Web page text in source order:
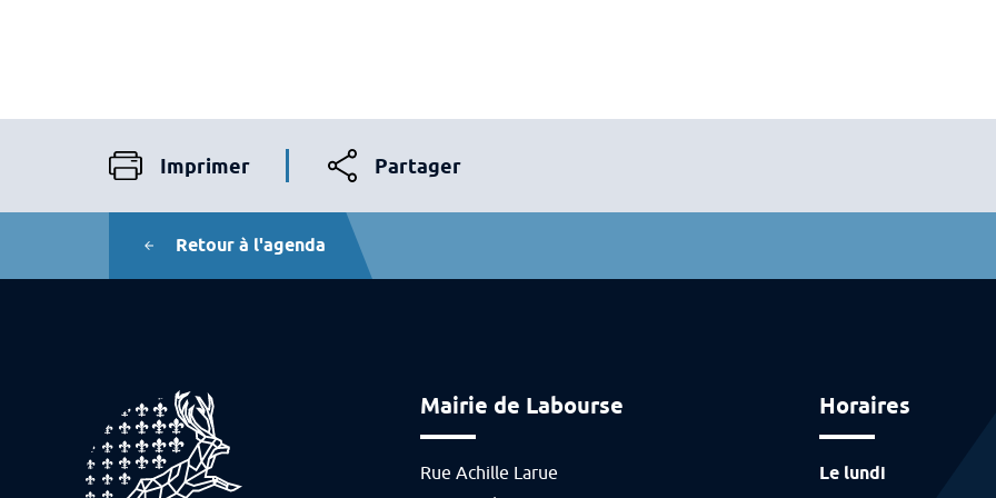
Imprimer la page
Imprimer Partager sur les réseaux sociaux
Partager
Retour à l'agenda
Mairie de Labourse
Rue Achille Larue
Horaires
Le lundi